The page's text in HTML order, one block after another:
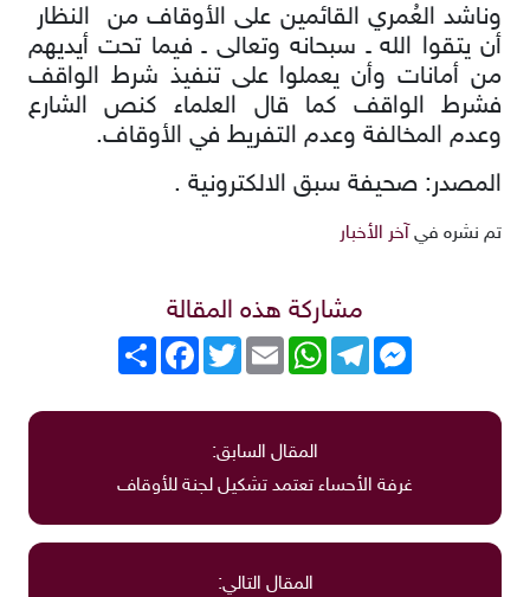
وناشد العُمري القائمين على الأوقاف من النظار
أن يتقوا الله ـ سبحانه وتعالى ـ فيما تحت أيديهم
من أمانات وأن يعملوا على تنفيذ شرط الواقف
فشرط الواقف كما قال العلماء كنص الشارع
وعدم المخالفة وعدم التفريط في الأوقاف.
المصدر: صحيفة سبق الالكترونية .
تم نشره في آخر الأخبار
مشاركة هذه المقالة
انشر
FacebookTwitterEmail
WhatsAppTelegram
Messenger
المقال السابق:
غرفة الأحساء تعتمد تشكيل لجنة للأوقاف
المقال التالي: